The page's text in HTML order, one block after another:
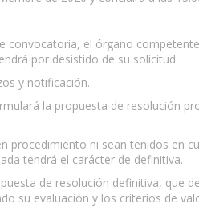
el órgano
por desistido de su solicitud.
y notificación.
la propuesta de resolución
procedimiento ni sean tenidos en
tendrá el carácter de definitiva.
de resolución definitiva, que
su evaluación y los criterios de